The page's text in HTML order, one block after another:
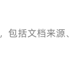
，包括文档来